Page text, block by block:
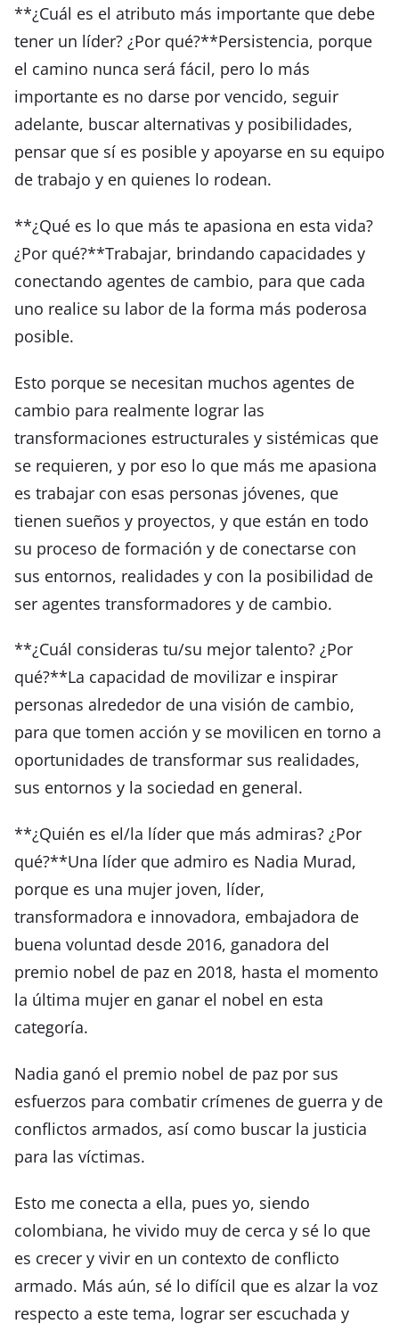
**¿Cuál es el atributo más importante que debe
tener un líder? ¿Por qué?**Persistencia, porque
el camino nunca será fácil, pero lo más
importante es no darse por vencido, seguir
adelante, buscar alternativas y posibilidades,
pensar que sí es posible y apoyarse en su equipo
de trabajo y en quienes lo rodean.
**¿Qué es lo que más te apasiona en esta vida?
¿Por qué?**Trabajar, brindando capacidades y
conectando agentes de cambio, para que cada
uno realice su labor de la forma más poderosa
posible.
Esto porque se necesitan muchos agentes de
cambio para realmente lograr las
transformaciones estructurales y sistémicas que
se requieren, y por eso lo que más me apasiona
es trabajar con esas personas jóvenes, que
tienen sueños y proyectos, y que están en todo
su proceso de formación y de conectarse con
sus entornos, realidades y con la posibilidad de
ser agentes transformadores y de cambio.
**¿Cuál consideras tu/su mejor talento? ¿Por
qué?**La capacidad de movilizar e inspirar
personas alrededor de una visión de cambio,
para que tomen acción y se movilicen en torno a
oportunidades de transformar sus realidades,
sus entornos y la sociedad en general.
**¿Quién es el/la líder que más admiras? ¿Por
qué?**Una líder que admiro es Nadia Murad,
porque es una mujer joven, líder,
transformadora e innovadora, embajadora de
buena voluntad desde 2016, ganadora del
premio nobel de paz en 2018, hasta el momento
la última mujer en ganar el nobel en esta
categoría.
Nadia ganó el premio nobel de paz por sus
esfuerzos para combatir crímenes de guerra y de
conflictos armados, así como buscar la justicia
para las víctimas.
Esto me conecta a ella, pues yo, siendo
colombiana, he vivido muy de cerca y sé lo que
es crecer y vivir en un contexto de conflicto
armado. Más aún, sé lo difícil que es alzar la voz
respecto a este tema, lograr ser escuchada y